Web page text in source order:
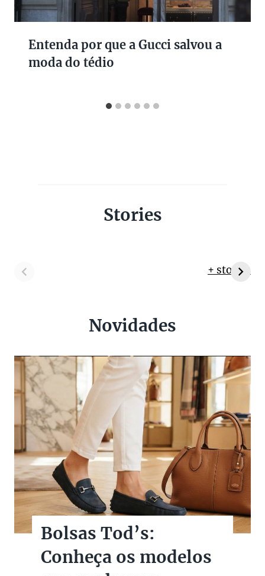
Entenda por que a Gucci salvou a
moda do tédio
Stories
+ stories
Novidades
Bolsas Tod’s:
Conheça os modelos